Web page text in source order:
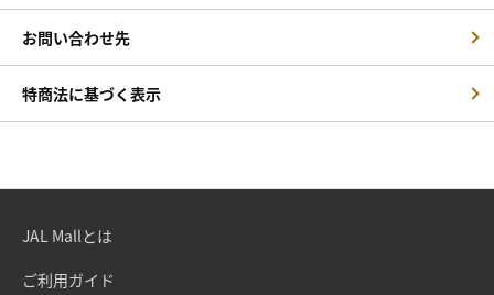
お問い合わせ先
特商法に基づく表示
JAL Mallとは
ご利用ガイド